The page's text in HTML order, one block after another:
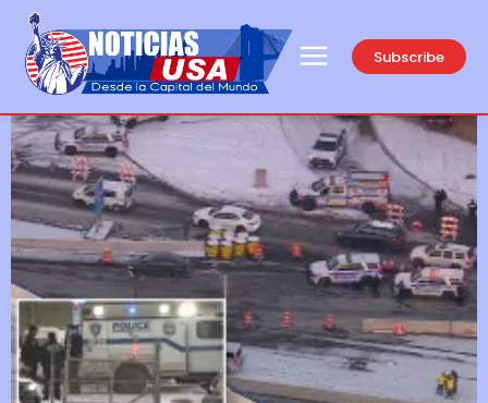
Subscribe